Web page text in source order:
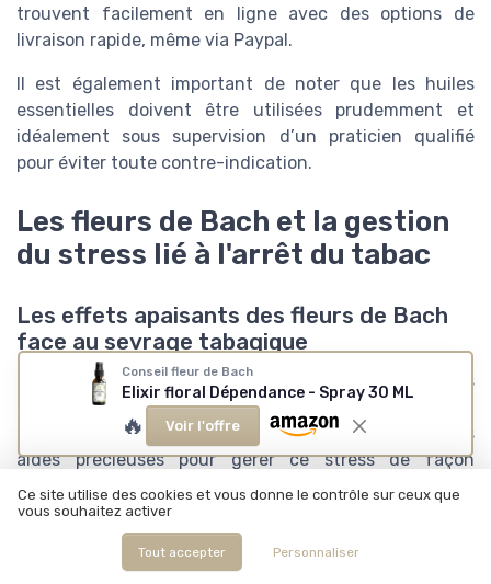
trouvent facilement en ligne avec des options de
livraison rapide, même via Paypal.
Il est également important de noter que les huiles
essentielles doivent être utilisées prudemment et
idéalement sous supervision d’un praticien qualifié
pour éviter toute contre-indication.
Les fleurs de Bach et la gestion
du stress lié à l'arrêt du tabac
Les effets apaisants des fleurs de Bach
face au sevrage tabagique
Le sevrage tabagique est souvent synonyme de stress
et d'anxiété. Les fleurs de Bach, et notamment
certaines d'entre elles, peuvent se révéler être des
aides précieuses pour gérer ce stress de façon
naturelle. Alors, quelles fleurs de Bach choisir pour
mieux vivre cette période difficile ? L'une des fleurs les
plus recommandées est le Cherry Plum, connue pour
son action sur le contrôle de soi. Le Dr Edward Bach a
Conseil fleur de Bach
Elixir floral Dépendance - Spray 30 ML
🔥 Voir l'offre
Ce site utilise des cookies et vous donne le contrôle sur ceux que
vous souhaitez activer
Tout accepter Personnaliser